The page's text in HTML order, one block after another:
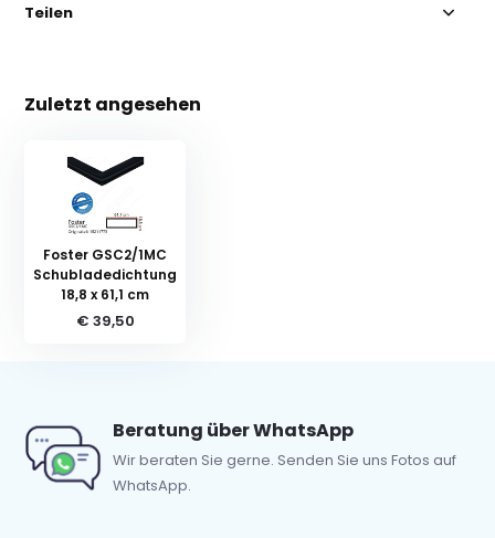
Teilen
Zuletzt angesehen
Foster GSC2/1MC
Schubladedichtung
18,8 x 61,1 cm
€ 39,50
Beratung über WhatsApp
Wir beraten Sie gerne. Senden Sie uns Fotos auf
WhatsApp.